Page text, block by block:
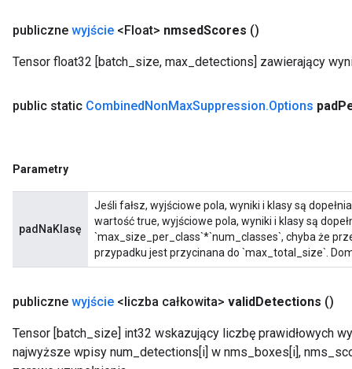
publiczne wyjście <Float> nmsedScores ()
Tensor float32 [batch_size, max_detections] zawierający
public static CombinedNonMaxSuppression.Options pad
Parametry
padNaKlasę
Jeśli fałsz, wyjściowe pola, wyniki i klasy są
wartość true, wyjściowe pola, wyniki i klasy są
`max_size_per_class`*`num_classes`, chyba że
przypadku jest przycinana do `max_total_size`.
publiczne wyjście <liczba całkowita> validDetections ()
Tensor [batch_size] int32 wskazujący liczbę prawidłowych
najwyższe wpisy num_detections[i] w nms_boxes[i],